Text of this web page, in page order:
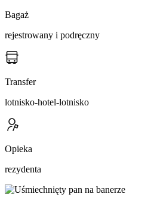
Bagaż
rejestrowany i podręczny
Transfer
lotnisko-hotel-lotnisko
Opieka
rezydenta